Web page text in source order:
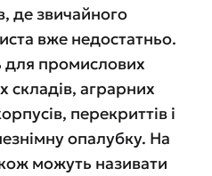
де звичайного
вже недостатньо.
для промислових
складів, аграрних
перекриттів і
опалубку. На
можуть називати